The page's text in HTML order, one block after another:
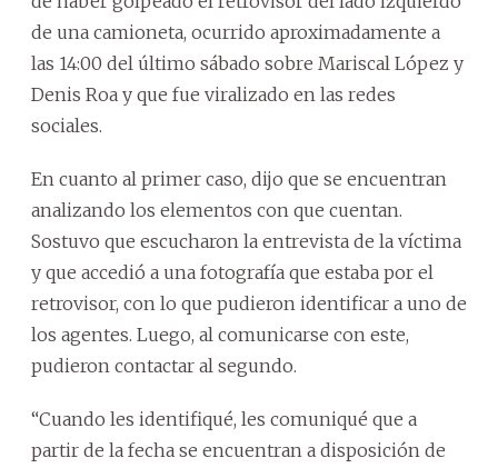
de una camioneta, ocurrido aproximadamente a
las 14:00 del último sábado sobre Mariscal López y
Denis Roa y que fue viralizado en las redes
sociales.
En cuanto al primer caso, dijo que se encuentran
analizando los elementos con que cuentan.
Sostuvo que escucharon la entrevista de la víctima
y que accedió a una fotografía que estaba por el
retrovisor, con lo que pudieron identificar a uno de
los agentes. Luego, al comunicarse con este,
pudieron contactar al segundo.
“Cuando les identifiqué, les comuniqué que a
partir de la fecha se encuentran a disposición de